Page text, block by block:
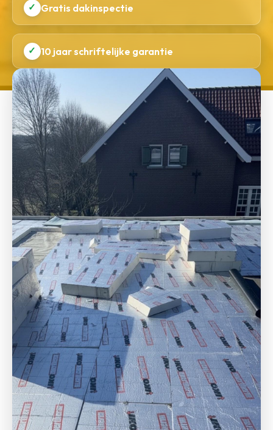
✓ Gratis dakinspectie
✓ 10 jaar schriftelijke garantie